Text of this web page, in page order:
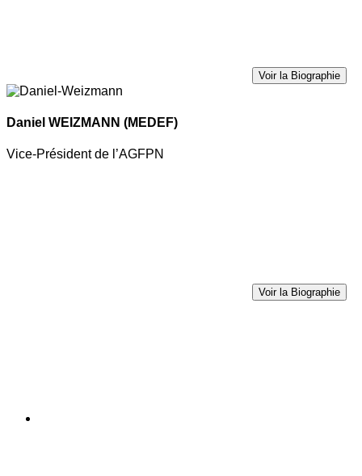
Voir la Biographie
Daniel WEIZMANN (MEDEF)
Vice-Président de l’AGFPN
Voir la Biographie